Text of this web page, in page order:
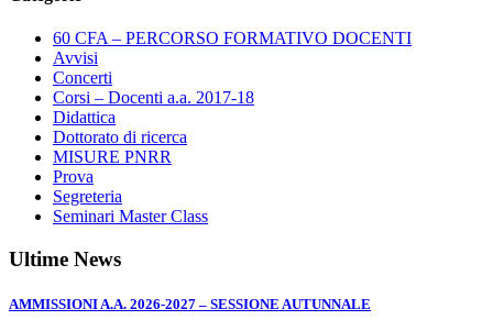
60 CFA – PERCORSO FORMATIVO DOCENTI
Avvisi
Concerti
Corsi – Docenti a.a. 2017-18
Didattica
Dottorato di ricerca
MISURE PNRR
Prova
Segreteria
Seminari Master Class
Ultime News
AMMISSIONI A.A. 2026-2027 – SESSIONE AUTUNNALE